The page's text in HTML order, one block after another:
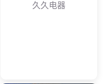
鹅，白天鹅智能)
久久电器